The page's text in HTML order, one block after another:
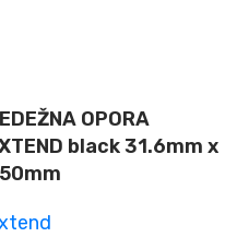
OPORA
black 31.6mm x